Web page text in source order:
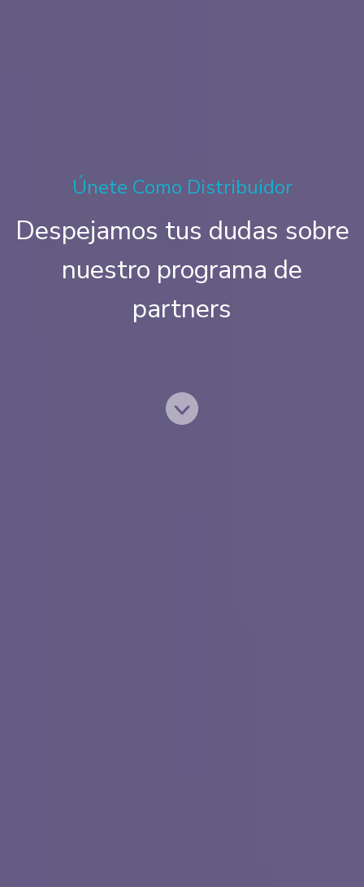
Únete Como Distribuidor
Despejamos tus dudas sobre
nuestro programa de
partners